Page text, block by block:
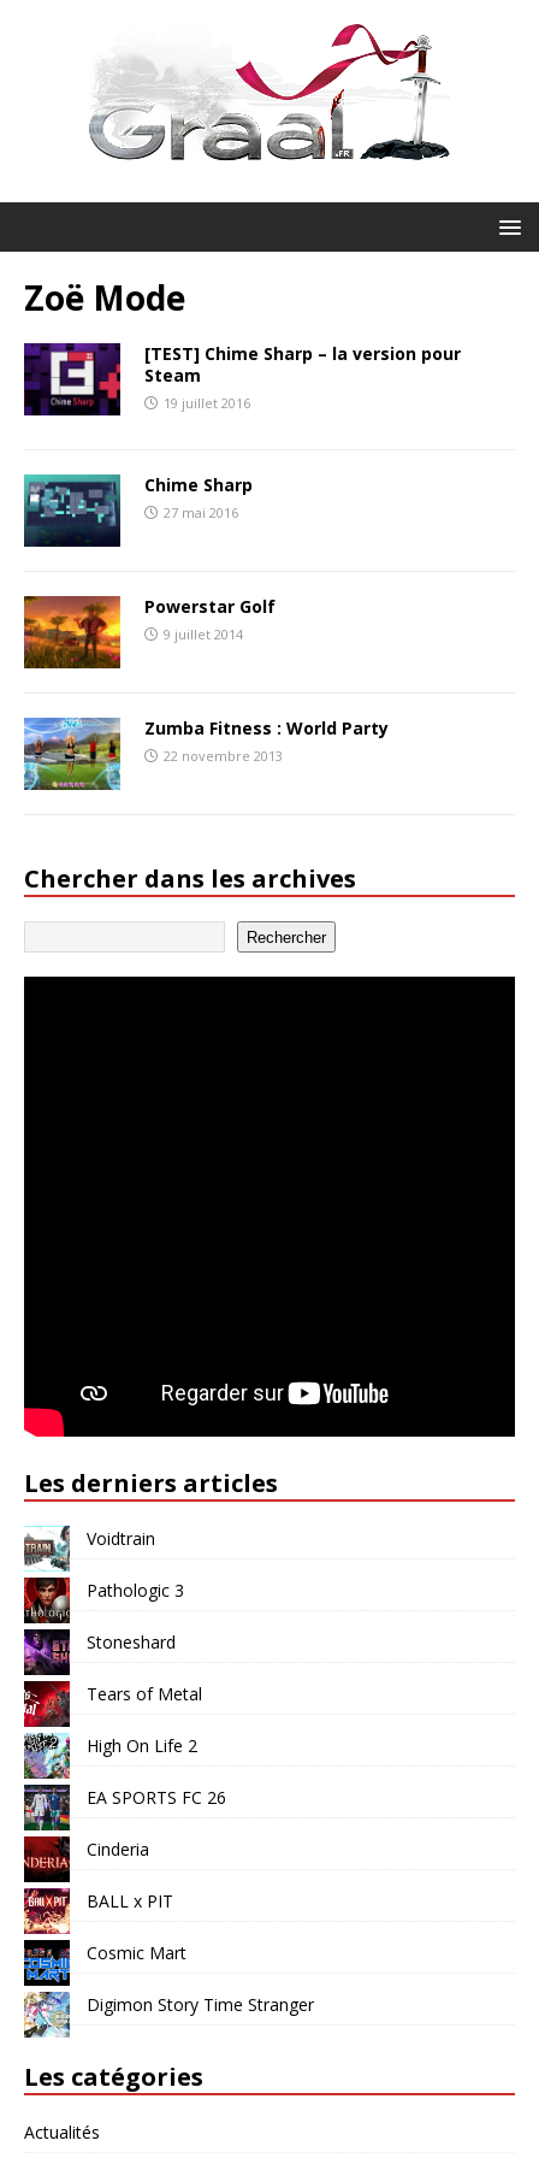
Zoë Mode
[TEST] Chime Sharp – la version pour
Steam
19 juillet 2016
Chime Sharp
27 mai 2016
Powerstar Golf
9 juillet 2014
Zumba Fitness : World Party
22 novembre 2013
Chercher dans les archives
Rechercher
Les derniers articles
Voidtrain
Pathologic 3
Stoneshard
Tears of Metal
High On Life 2
EA SPORTS FC 26
Cinderia
BALL x PIT
Cosmic Mart
Digimon Story Time Stranger
Les catégories
Actualités